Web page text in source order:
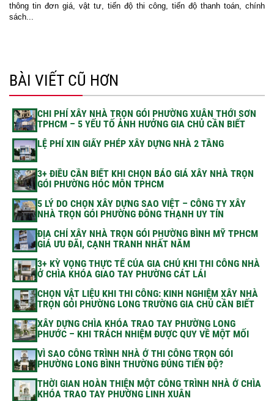
thông tin đơn giá, vật tư, tiến độ thi công, tiến độ thanh toán, chính
sách...
BÀI VIẾT CŨ HƠN
CHI PHÍ XÂY NHÀ TRỌN GÓI PHƯỜNG XUÂN THỚI SƠN
TPHCM – 5 YẾU TỐ ẢNH HƯỞNG GIA CHỦ CẦN BIẾT
LỆ PHÍ XIN GIẤY PHÉP XÂY DỰNG NHÀ 2 TẦNG
3+ ĐIỀU CẦN BIẾT KHI CHỌN BÁO GIÁ XÂY NHÀ TRỌN
GÓI PHƯỜNG HÓC MÔN TPHCM
5 LÝ DO CHỌN XÂY DỰNG SAO VIỆT – CÔNG TY XÂY
NHÀ TRỌN GÓI PHƯỜNG ĐÔNG THẠNH UY TÍN
ĐỊA CHỈ XÂY NHÀ TRỌN GÓI PHƯỜNG BÌNH MỸ TPHCM
GIÁ ƯU ĐÃI, CẠNH TRANH NHẤT NĂM
3+ KỲ VỌNG THỰC TẾ CỦA GIA CHỦ KHI THI CÔNG NHÀ
Ở CHÌA KHÓA GIAO TAY PHƯỜNG CÁT LÁI
CHỌN VẬT LIỆU KHI THI CÔNG: KINH NGHIỆM XÂY NHÀ
TRỌN GÓI PHƯỜNG LONG TRƯỜNG GIA CHỦ CẦN BIẾT
XÂY DỰNG CHÌA KHÓA TRAO TAY PHƯỜNG LONG
PHƯỚC – KHI TRÁCH NHIỆM ĐƯỢC QUY VỀ MỘT MỐI
VÌ SAO CÔNG TRÌNH NHÀ Ở THI CÔNG TRỌN GÓI
PHƯỜNG LONG BÌNH THƯỜNG ĐÚNG TIẾN ĐỘ?
THỜI GIAN HOÀN THIỆN MỘT CÔNG TRÌNH NHÀ Ở CHÌA
KHÓA TRAO TAY PHƯỜNG LINH XUÂN